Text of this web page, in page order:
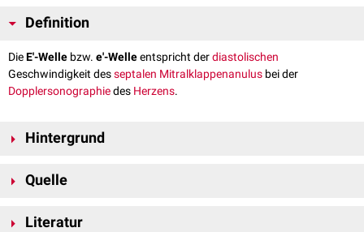
Definition
DieE'-Welle bzw. e'-Welleentspricht derdiastolischen
Geschwindigkeit desseptalen Mitralklappenanulus bei der
Dopplersonographiedes Herzens.
Hintergrund
vom Ultraschallkopf
Als Teil derE/E'-Ratio
Quelle
23.04.2024
Literatur